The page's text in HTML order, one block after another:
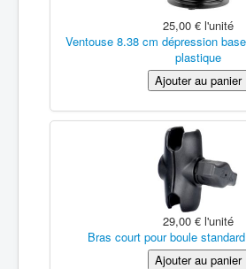
25,00 € l'unité
Ventouse 8.38 cm dépression
plastique
29,00 € l'unité
Bras court pour boule